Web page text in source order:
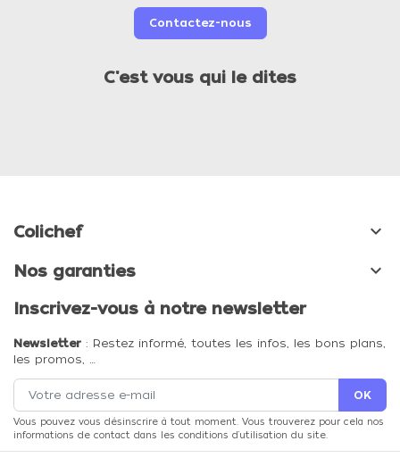
Contactez-nous
C'est vous qui le dites
Colichef 
Nos garanties 
Inscrivez-vous à notre newsletter
Newsletter : Restez informé, toutes les infos, les bons plans,
les promos, …
Vous pouvez vous désinscrire à tout moment. Vous trouverez pour cela nos
informations de contact dans les conditions d'utilisation du site.